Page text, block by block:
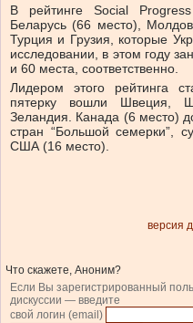
В рейтинге Social
Беларусь (66 место),
Турция и Грузия, которые
исследовании, в этом году
и 60 места, соответственно.
Лидером этого рейтинга
пятерку вошли Швеция,
Зеландия. Канада (6 место)
стран “Большой семерки”,
США (16 место).
версия
Что скажете, Аноним?
Если Вы зарегистрированный
дискуссии — введите
свой логин (email)